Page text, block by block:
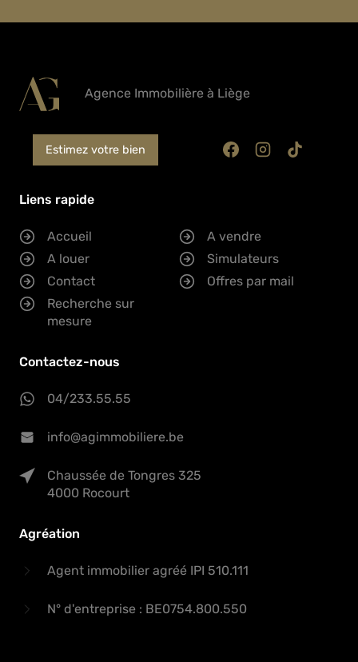
Agence Immobilière à Liège
Estimez votre bien
Liens rapide
Accueil
A vendre
A louer
Simulateurs
Contact
Offres par mail
Recherche sur
mesure
Contactez-nous
04/233.55.55
info@agimmobiliere.be
Chaussée de Tongres 325
4000 Rocourt
Agréation
Agent immobilier agréé IPI 510.111
N° d'entreprise : BE0754.800.550